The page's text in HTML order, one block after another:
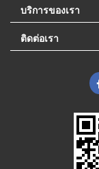
บริการของเรา
ติดต่อเรา